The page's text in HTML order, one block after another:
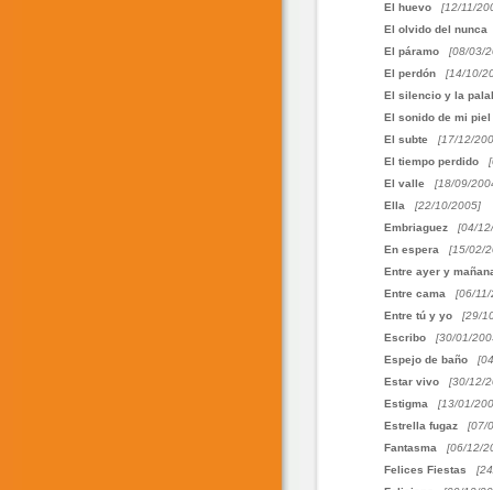
El huevo
[12/11/
El olvido del nunca
El páramo
[08/03/
El perdón
[14/10/
El silencio y la
El sonido de mi piel
El subte
[17/12/
El tiempo perdido
El valle
[18/09/
Ella
[22/10/2005]
Embriaguez
[04/
En espera
[15/02/
Entre ayer y
Entre cama
[06/
Entre tú y yo
[29/
Escribo
[30/01/
Espejo de baño
Estar vivo
[30/12/
Estigma
[13/01/
Estrella fugaz
[07/
Fantasma
[06/12/
Felices Fiestas